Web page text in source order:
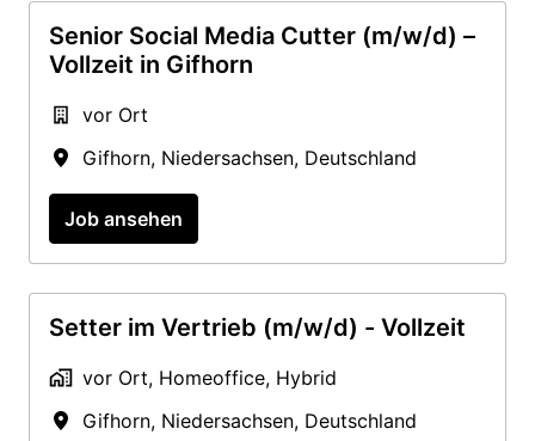
Senior Social Media Cutter (m/w/d) –
Vollzeit in Gifhorn
vor Ort
Gifhorn, Niedersachsen, Deutschland
Job ansehen
Setter im Vertrieb (m/w/d) - Vollzeit
vor Ort, Homeoffice, Hybrid
Gifhorn, Niedersachsen, Deutschland